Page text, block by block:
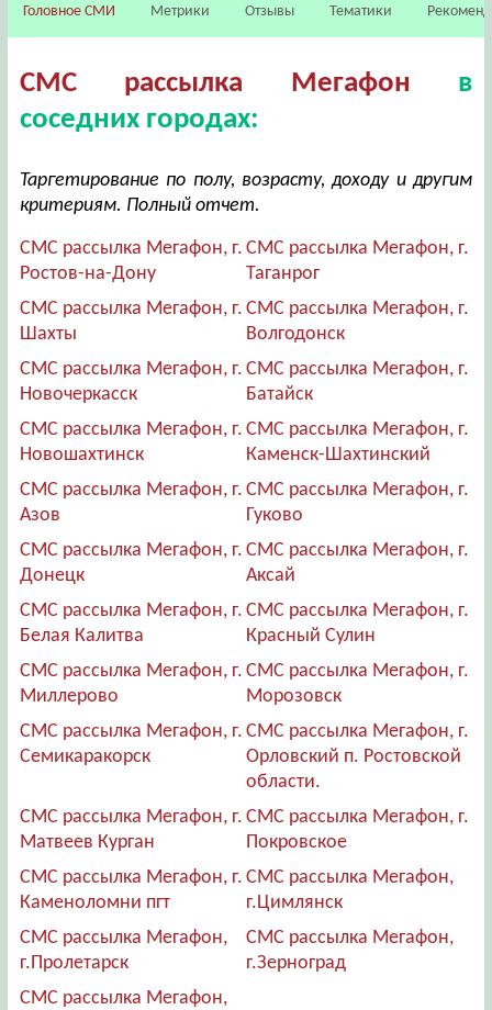
Головное СМИ Метрики Отзывы Тематики
СМС рассылка Мегафон в
соседних городах:
Таргетирование по полу, возрасту, доходу и другим
критериям. Полный отчет.
СМС рассылка Мегафон, г.
Ростов-на-Дону
СМС рассылка Мегафон, г.
Таганрог
СМС рассылка Мегафон, г.
Шахты
СМС рассылка Мегафон, г.
Волгодонск
СМС рассылка Мегафон, г.
Новочеркасск
СМС рассылка Мегафон, г.
Батайск
СМС рассылка Мегафон, г.
Новошахтинск
СМС рассылка Мегафон, г.
Каменск-Шахтинский
СМС рассылка Мегафон, г.
Азов
СМС рассылка Мегафон, г.
Гуково
СМС рассылка Мегафон, г.
Донецк
СМС рассылка Мегафон, г.
Аксай
СМС рассылка Мегафон, г.
Белая Калитва
СМС рассылка Мегафон, г.
Красный Сулин
СМС рассылка Мегафон, г.
Миллерово
СМС рассылка Мегафон, г.
Морозовск
СМС рассылка Мегафон, г.
Семикаракорск
СМС рассылка Мегафон, г.
Орловский п. Ростовской
области.
СМС рассылка Мегафон, г.
Матвеев Курган
СМС рассылка Мегафон, г.
Покровское
СМС рассылка Мегафон, г.
Каменоломни пгт
СМС рассылка Мегафон,
г.Цимлянск
СМС рассылка Мегафон,
г.Пролетарск
СМС рассылка Мегафон,
г.Зерноград
СМС рассылка Мегафон,